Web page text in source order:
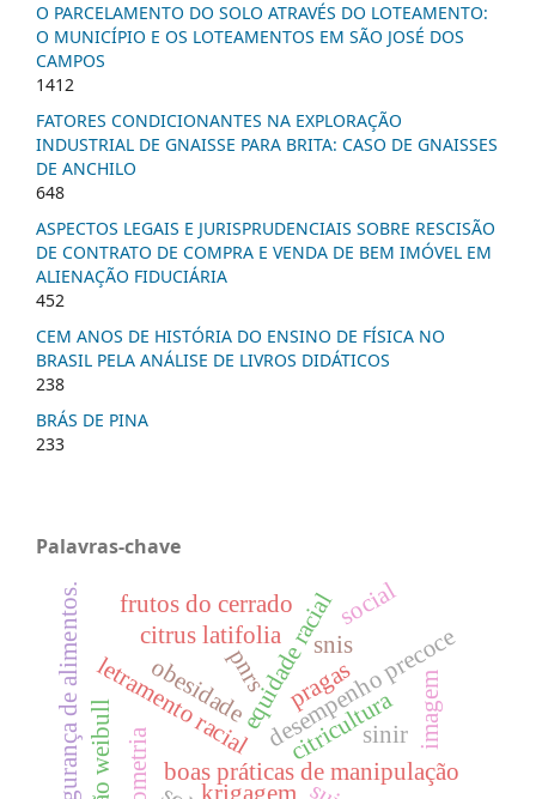
O PARCELAMENTO DO SOLO ATRAVÉS DO LOTEAMENTO:
O MUNICÍPIO E OS LOTEAMENTOS EM SÃO JOSÉ DOS
CAMPOS
1412
FATORES CONDICIONANTES NA EXPLORAÇÃO
INDUSTRIAL DE GNAISSE PARA BRITA: CASO DE GNAISSES
DE ANCHILO
648
ASPECTOS LEGAIS E JURISPRUDENCIAIS SOBRE RESCISÃO
DE CONTRATO DE COMPRA E VENDA DE BEM IMÓVEL EM
ALIENAÇÃO FIDUCIÁRIA
452
CEM ANOS DE HISTÓRIA DO ENSINO DE FÍSICA NO
BRASIL PELA ANÁLISE DE LIVROS DIDÁTICOS
238
BRÁS DE PINA
233
Palavras-chave
equidade racial
letramento racial
boas práticas de manipulação
segurança de alimentos. citrus latifolia
citricultura
desempenho precoce
pragas
obesidade
krigagem
frutos do cerrado
pnrs
snis
sinir imagem
social